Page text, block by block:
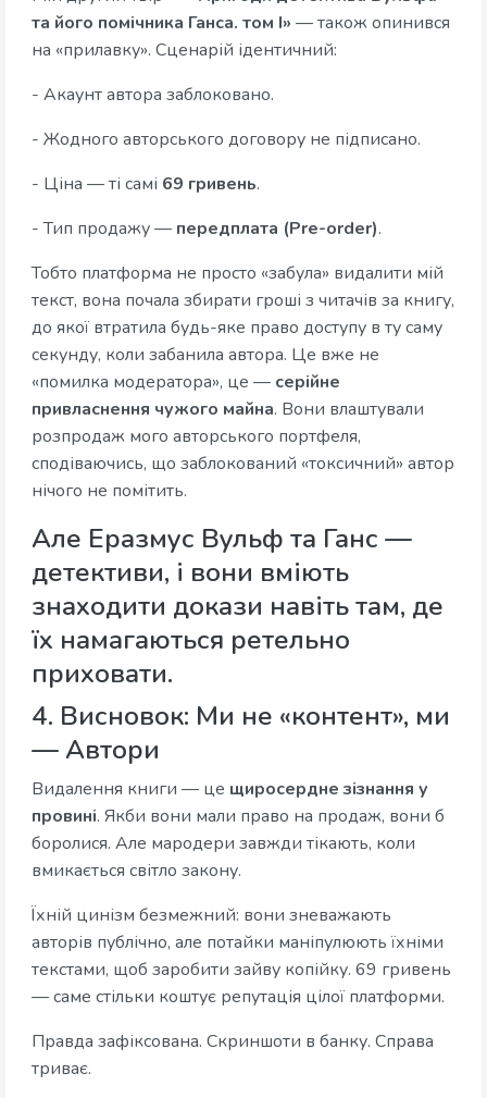
та його помічника Ганса. том І» — також опинився
на «прилавку». Сценарій ідентичний:
- Акаунт автора заблоковано.
- Жодного авторського договору не підписано.
- Ціна — ті самі 69 гривень.
- Тип продажу — передплата (Pre-order).
Тобто платформа не просто «забула» видалити мій
текст, вона почала збирати гроші з читачів за книгу,
до якої втратила будь-яке право доступу в ту саму
секунду, коли забанила автора. Це вже не
«помилка модератора», це — серійне
привласнення чужого майна. Вони влаштували
розпродаж мого авторського портфеля,
сподіваючись, що заблокований «токсичний» автор
нічого не помітить.
Але Еразмус Вульф та Ганс —
детективи, і вони вміють
знаходити докази навіть там, де
їх намагаються ретельно
приховати.
4. Висновок: Ми не «контент», ми
— Автори
Видалення книги — це щиросердне зізнання у
провині. Якби вони мали право на продаж, вони б
боролися. Але мародери завжди тікають, коли
вмикається світло закону.
Їхній цинізм безмежний: вони зневажають
авторів публічно, але потайки маніпулюють їхніми
текстами, щоб заробити зайву копійку. 69 гривень
— саме стільки коштує репутація цілої платформи.
Правда зафіксована. Скриншоти в банку. Справа
триває.